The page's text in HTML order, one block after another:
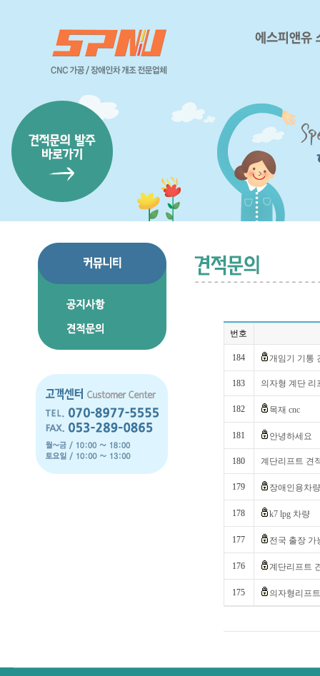
번호
184 개임기 기통
183 의자형 계단 리
182 목재 cnc
181 안녕하세요
180 계단리프트 견
179 장애인용차
178 k7 lpg 차량
177 전국 출장 가
176 계단리프트
175 의자형리프